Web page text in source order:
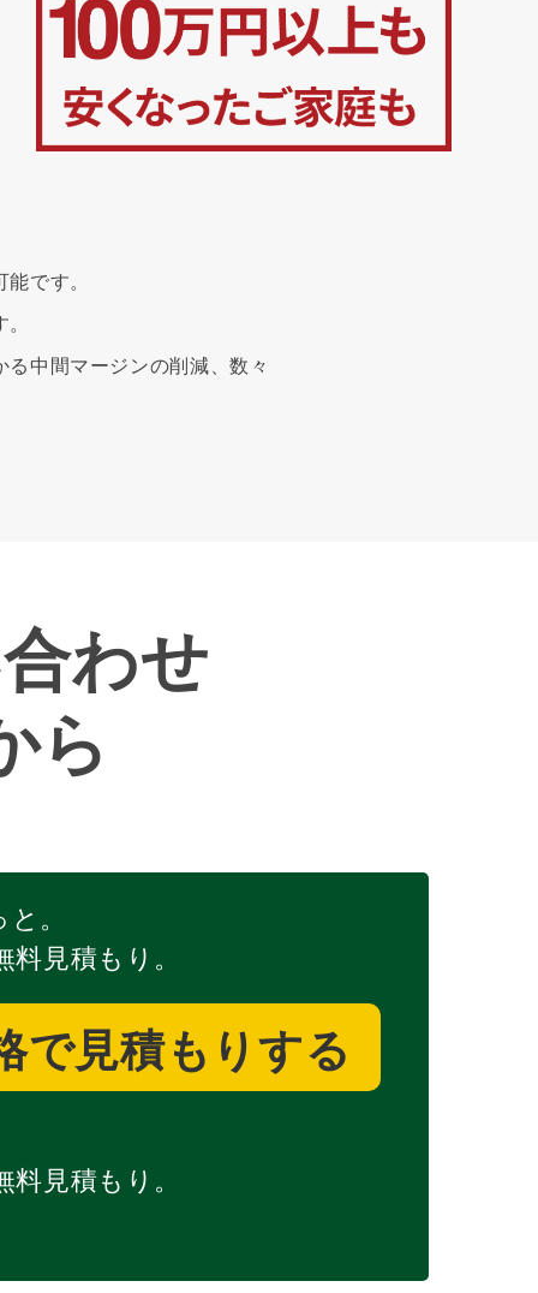
です。
中間マージンの削減、数々
わせ
ら
。
見積もり。
で見積もりする
見積もり。